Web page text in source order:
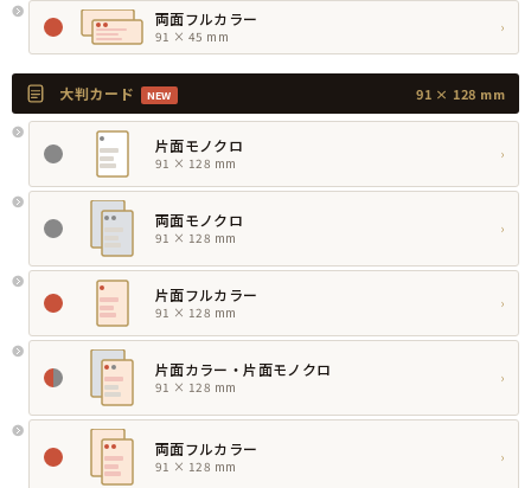
両面フルカラー
91 × 45 mm
›
大判カード NEW 91 × 128 mm
片面モノクロ
91 × 128 mm
›
両面モノクロ
91 × 128 mm
›
片面フルカラー
91 × 128 mm
›
片面カラー・片面モノクロ
91 × 128 mm
›
両面フルカラー
91 × 128 mm
›